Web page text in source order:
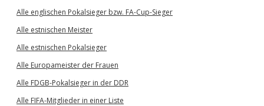
Alle englischen Pokalsieger bzw. FA-Cup-Sieger
Alle estnischen Meister
Alle estnischen Pokalsieger
Alle Europameister der Frauen
Alle FDGB-Pokalsieger in der DDR
Alle FIFA-Mitglieder in einer Liste